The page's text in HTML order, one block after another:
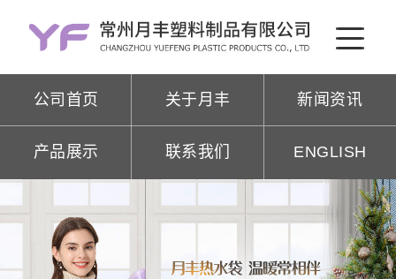
公司首页 关于月丰 新闻资讯
产品展示 联系我们 ENGLISH